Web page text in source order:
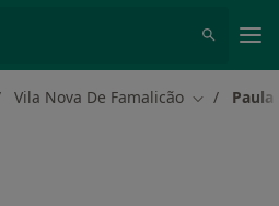
Vila Nova De Famalicão Mudar de
Paula